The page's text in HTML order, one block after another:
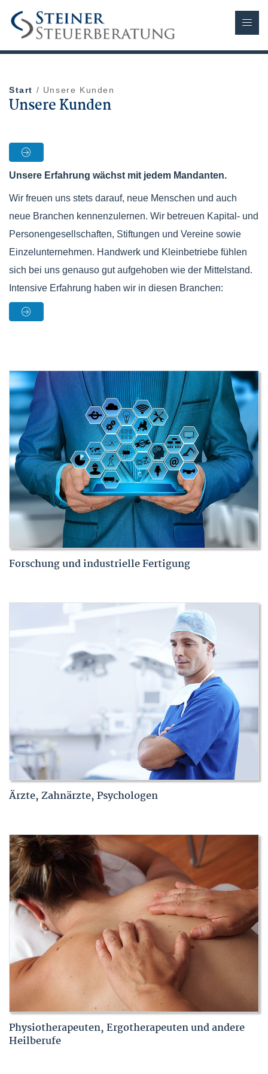
Start / Unsere Kunden
Unsere Kunden
Unsere Erfahrung wächst mit jedem Mandanten.
Wir freuen uns stets darauf, neue Menschen und auch
neue Branchen kennenzulernen. Wir betreuen Kapital- und
Personengesellschaften, Stiftungen und Vereine sowie
Einzelunternehmen. Handwerk und Kleinbetriebe fühlen
sich bei uns genauso gut aufgehoben wie der Mittelstand.
Intensive Erfahrung haben wir in diesen Branchen:
Forschung und industrielle Fertigung
Ärzte, Zahnärzte, Psychologen
Physiotherapeuten, Ergotherapeuten und andere
Heilberufe